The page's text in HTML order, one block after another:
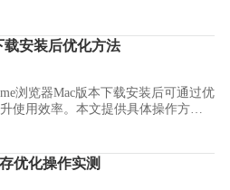
安装后优化方法
浏览器Mac版本下载安装后可通过优
使用效率。本文提供具体操作方
优化操作实测